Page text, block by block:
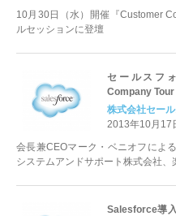
10月30日（水）開催『Customer
ルセッションに登壇
セールスフ
Company
株式会社セー
2013年10月17
会長兼CEOマーク・ベニオフによ
システムアンドサポート株式会社
Salesforce導